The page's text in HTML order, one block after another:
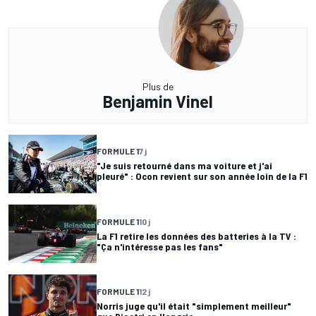
Plus de
Benjamin Vinel
FORMULE 17 j
"Je suis retourné dans ma voiture et j'ai
pleuré" : Ocon revient sur son année loin de la F1
FORMULE 110 j
La F1 retire les données des batteries à la TV :
"Ça n'intéresse pas les fans"
FORMULE 112 j
Norris juge qu'il était "simplement meilleur"